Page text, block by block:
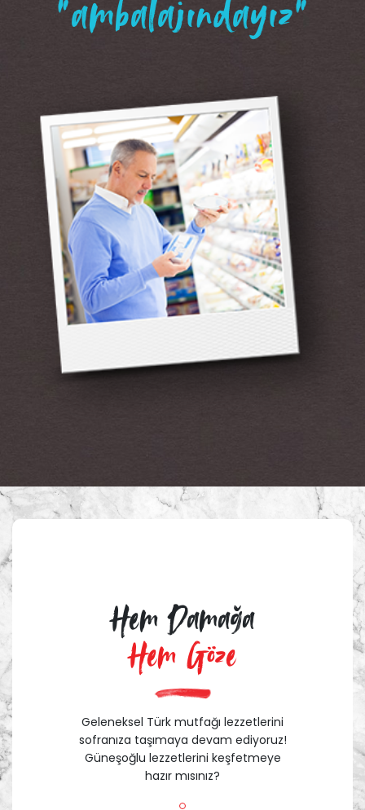
“ambalajındayız”
Hem Damağa
Hem Göze
Geleneksel Türk mutfağı lezzetlerini
sofranıza taşımaya devam ediyoruz!
Güneşoğlu lezzetlerini keşfetmeye
hazır mısınız?